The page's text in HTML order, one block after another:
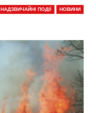
НАДЗВИЧАЙНІ ПОДІЇ НОВИНИ